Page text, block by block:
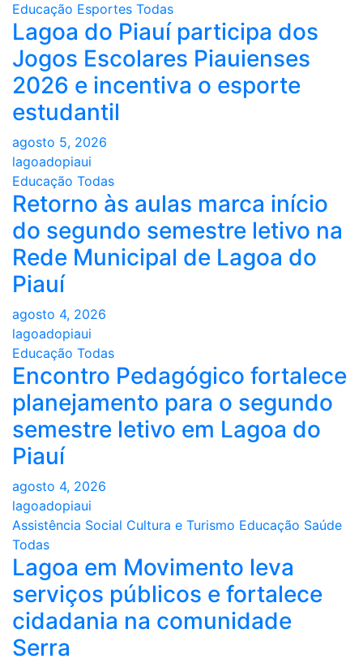
Educação Esportes Todas
Lagoa do Piauí participa dos
Jogos Escolares Piauienses
2026 e incentiva o esporte
estudantil
agosto 5, 2026
lagoadopiaui
Educação Todas
Retorno às aulas marca início
do segundo semestre letivo na
Rede Municipal de Lagoa do
Piauí
agosto 4, 2026
lagoadopiaui
Educação Todas
Encontro Pedagógico fortalece
planejamento para o segundo
semestre letivo em Lagoa do
Piauí
agosto 4, 2026
lagoadopiaui
Assistência Social Cultura e Turismo Educação Saúde
Todas
Lagoa em Movimento leva
serviços públicos e fortalece
cidadania na comunidade
Serra